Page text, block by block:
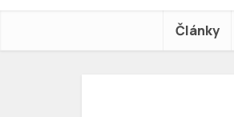
Články